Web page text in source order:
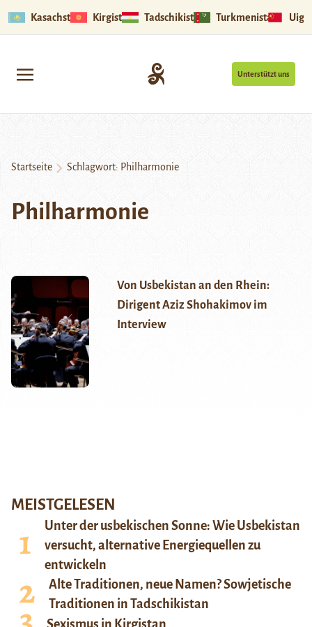
Kasachstan Kirgistan Tadschikistan Turkmenistan
Unterstützt uns
Startseite Schlagwort: Philharmonie
Philharmonie
Von Usbekistan an den Rhein:
Dirigent Aziz Shohakimov im
Interview
MEISTGELESEN
Unter der usbekischen Sonne: Wie Usbekistan
versucht, alternative Energiequellen zu
entwickeln
Alte Traditionen, neue Namen? Sowjetische
Traditionen in Tadschikistan